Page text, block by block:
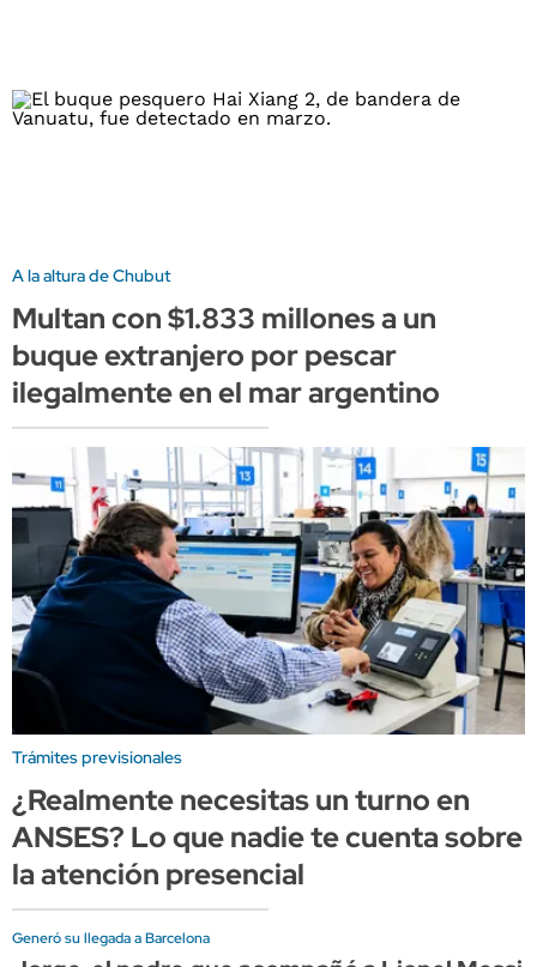
A la altura de Chubut
Multan con $1.833 millones a un
buque extranjero por pescar
ilegalmente en el mar argentino
Trámites previsionales
¿Realmente necesitas un turno en
ANSES? Lo que nadie te cuenta sobre
la atención presencial
Generó su llegada a Barcelona